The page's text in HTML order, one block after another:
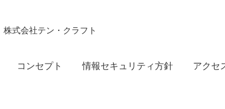
株式会社テン・クラフト